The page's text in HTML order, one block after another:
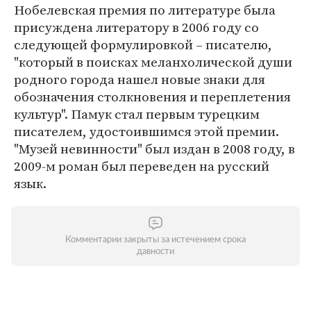
Нобелевская премия по литературе была
присуждена литератору в 2006 году со
следующей формулировкой – писателю,
"который в поисках меланхолической души
родного города нашел новые знаки для
обозначения столкновения и переплетения
культур". Памук стал первым турецким
писателем, удостоившимся этой премии.
"Музей невинности" был издан в 2008 году, в
2009-м роман был переведен на русский
язык.
Комментарии закрыты за истечением срока
давности